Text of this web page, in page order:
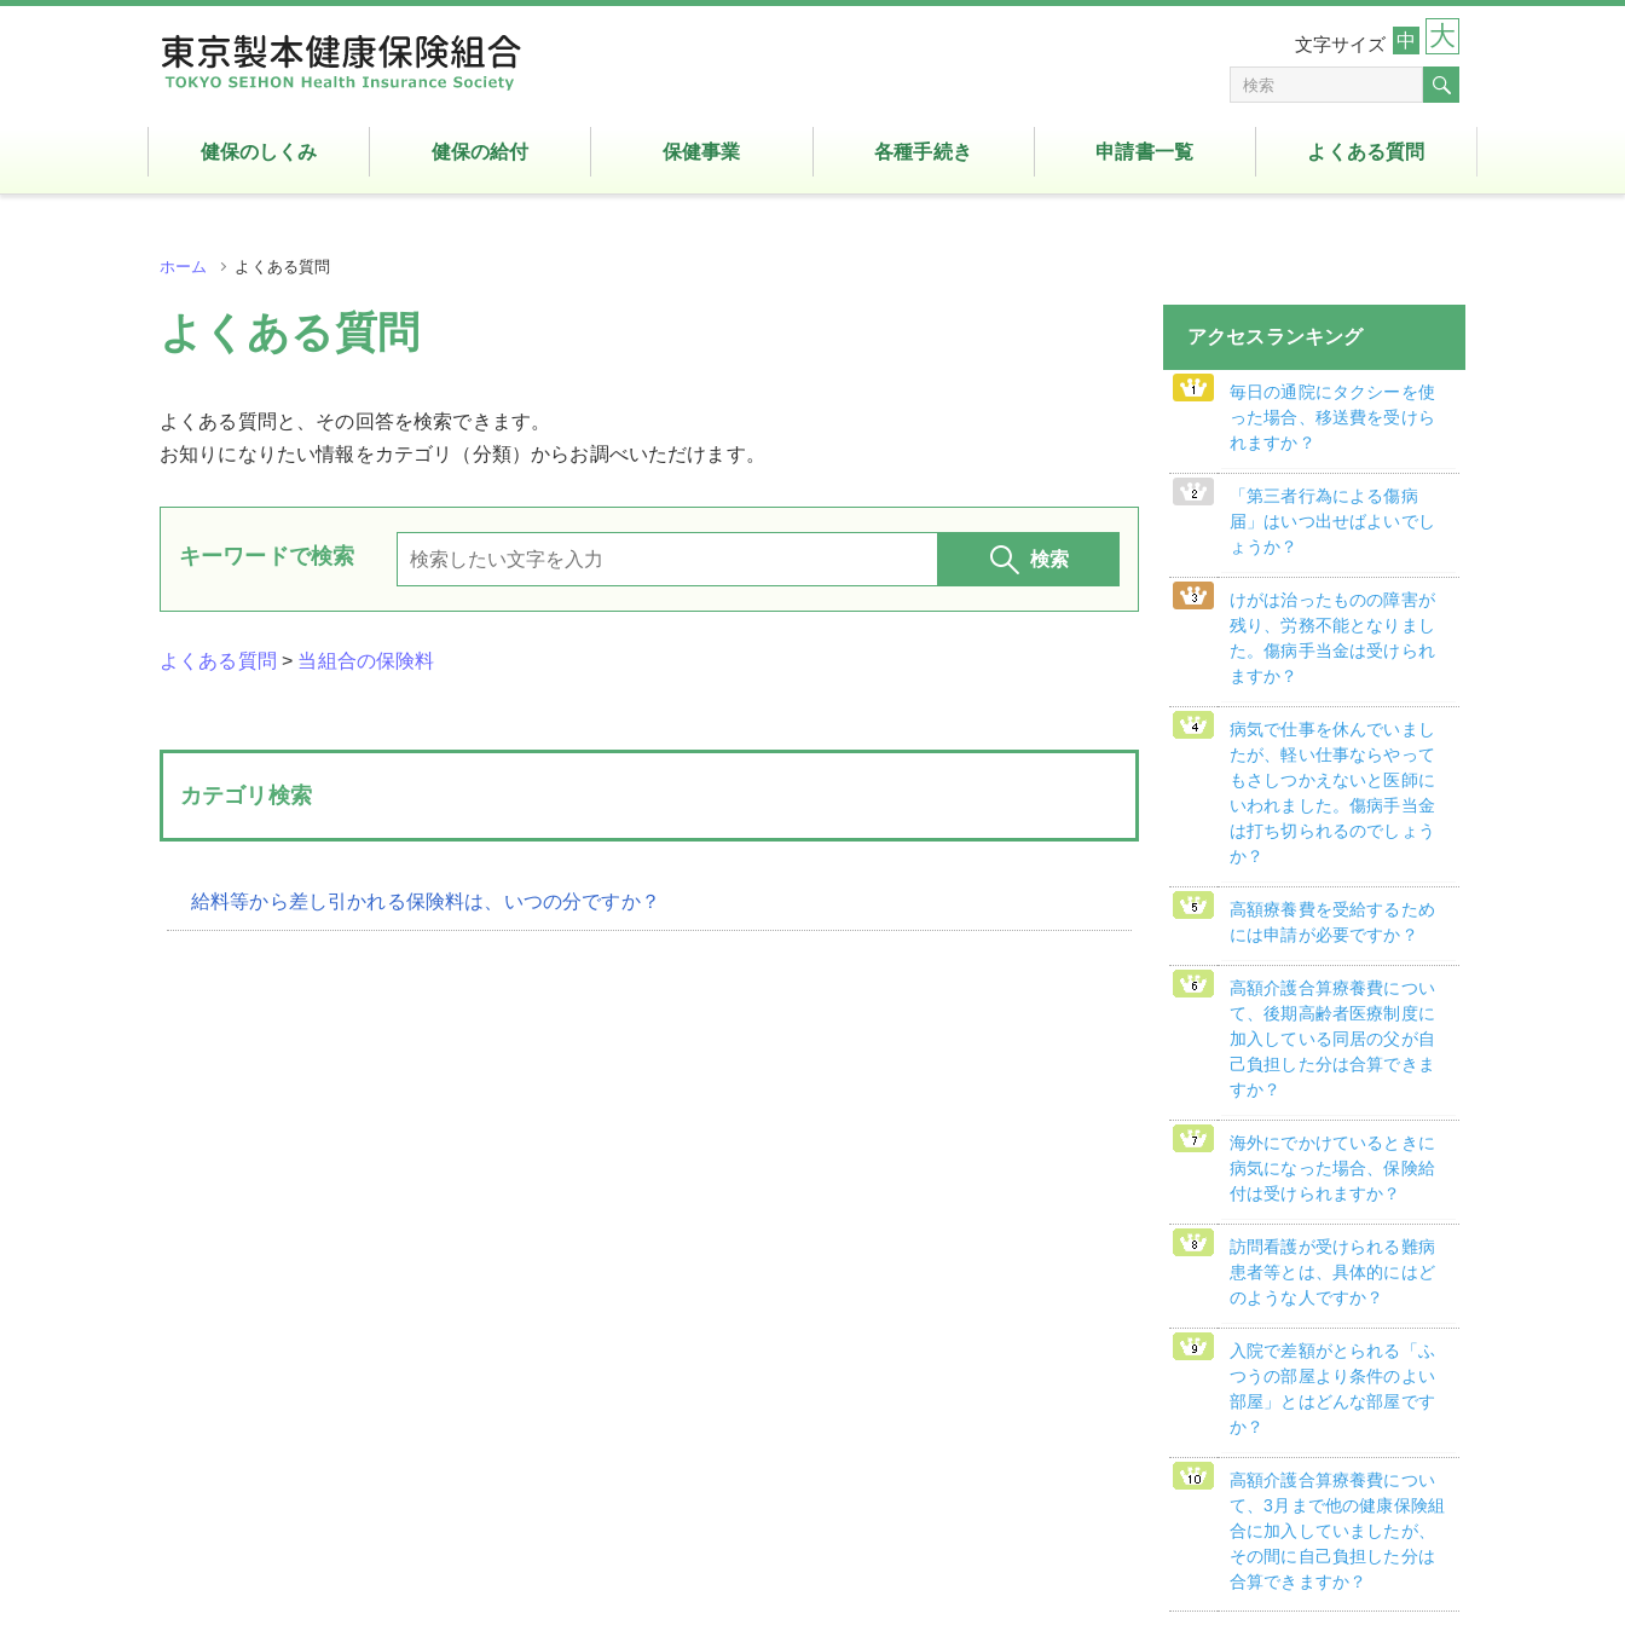
文字サイズ 中 大
健保のしくみ 健保の給付 保健事業 各種手続き 申請書一覧 よくある質問
ホーム よくある質問
よくある質問
よくある質問と、その回答を検索できます。
お知りになりたい情報をカテゴリ（分類）からお調べいただけます。
キーワードで検索 検索
よくある質問 > 当組合の保険料
カテゴリ検索
給料等から差し引かれる保険料は、いつの分ですか？
アクセスランキング
毎日の通院にタクシーを使
った場合、移送費を受けら
れますか？
「第三者行為による傷病
届」はいつ出せばよいでし
ょうか？
けがは治ったものの障害が
残り、労務不能となりまし
た。傷病手当金は受けられ
ますか？
病気で仕事を休んでいまし
たが、軽い仕事ならやって
もさしつかえないと医師に
いわれました。傷病手当金
は打ち切られるのでしょう
か？
高額療養費を受給するため
には申請が必要ですか？
高額介護合算療養費につい
て、後期高齢者医療制度に
加入している同居の父が自
己負担した分は合算できま
すか？
海外にでかけているときに
病気になった場合、保険給
付は受けられますか？
訪問看護が受けられる難病
患者等とは、具体的にはど
のような人ですか？
入院で差額がとられる「ふ
つうの部屋より条件のよい
部屋」とはどんな部屋です
か？
高額介護合算療養費につい
て、3月まで他の健康保険組
合に加入していましたが、
その間に自己負担した分は
合算できますか？